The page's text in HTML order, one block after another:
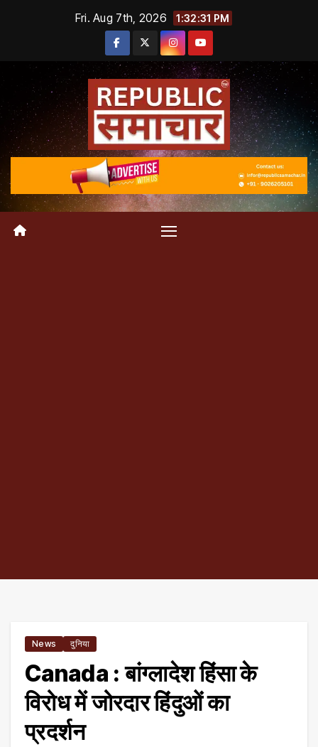
Fri. Aug 7th, 2026 1:32:32 PM
News दुनिया
Canada : बांग्लादेश हिंसा के
विरोध में जोरदार हिंदुओं का
प्रदर्शन